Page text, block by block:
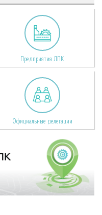
Предприятия ЛПК
Официальные делегации